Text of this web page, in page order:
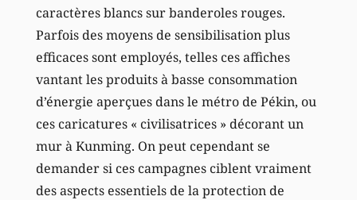
caractères blancs sur banderoles rouges.
Parfois des moyens de sensibilisation plus
efficaces sont employés, telles ces affiches
vantant les produits à basse consommation
d’énergie aperçues dans le métro de Pékin, ou
ces caricatures « civilisatrices » décorant un
mur à Kunming. On peut cependant se
demander si ces campagnes ciblent vraiment
des aspects essentiels de la protection de